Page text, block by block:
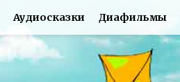
Аудиосказки Диафильмы